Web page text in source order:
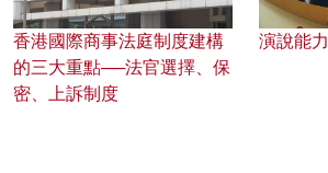
香港國際商事法庭制度建構
的三大重點──法官選擇、保
密、上訴制度
演說能力